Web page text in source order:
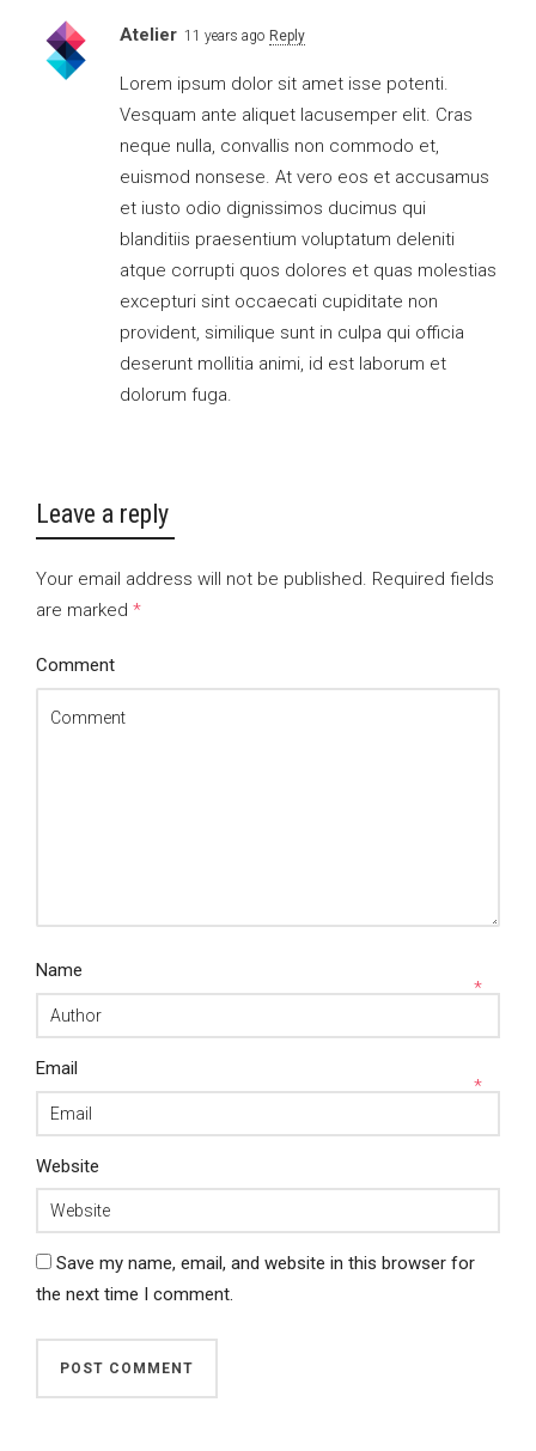
Atelier 11 years ago Reply
Lorem ipsum dolor sit amet isse potenti.
Vesquam ante aliquet lacusemper elit. Cras
neque nulla, convallis non commodo et,
euismod nonsese. At vero eos et accusamus
et iusto odio dignissimos ducimus qui
blanditiis praesentium voluptatum deleniti
atque corrupti quos dolores et quas molestias
excepturi sint occaecati cupiditate non
provident, similique sunt in culpa qui officia
deserunt mollitia animi, id est laborum et
dolorum fuga.
Leave a reply
Your email address will not be published. Required fields
are marked *
Comment
Name
*
Email
*
Website
Save my name, email, and website in this browser for
the next time I comment.